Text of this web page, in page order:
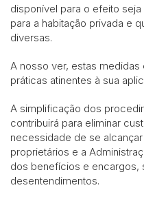
disponível para o efeito
para a habitação privada e
diversas.
A nosso ver, estas
práticas atinentes à sua
A simplificação dos
contribuirá para eliminar
necessidade de se
proprietários e a
dos benefícios e encargos,
desentendimentos.